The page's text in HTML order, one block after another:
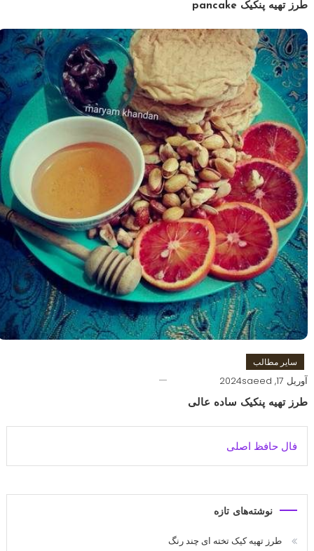
طرز تهیه پنکیک pancake
سایر مطالب
آوریل 17, 2024 saeed
طرز تهیه پنکیک ساده عالی
فال حافظ اصلی
نوشته‌های تازه
طرز تهیه کیک تخته ای چند رنگ